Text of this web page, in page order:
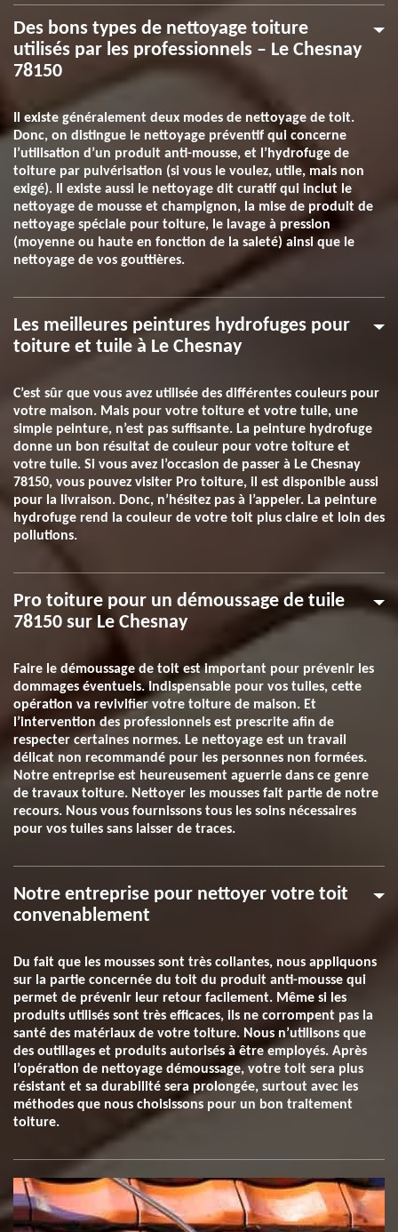
Des bons types de nettoyage toiture
utilisés par les professionnels – Le Chesnay
78150
Il existe généralement deux modes de nettoyage de toit.
Donc, on distingue le nettoyage préventif qui concerne
l’utilisation d’un produit anti-mousse, et l’hydrofuge de
toiture par pulvérisation (si vous le voulez, utile, mais non
exigé). Il existe aussi le nettoyage dit curatif qui inclut le
nettoyage de mousse et champignon, la mise de produit de
nettoyage spéciale pour toiture, le lavage à pression
(moyenne ou haute en fonction de la saleté) ainsi que le
nettoyage de vos gouttières.
Les meilleures peintures hydrofuges pour
toiture et tuile à Le Chesnay
C’est sûr que vous avez utilisée des différentes couleurs pour
votre maison. Mais pour votre toiture et votre tuile, une
simple peinture, n’est pas suffisante. La peinture hydrofuge
donne un bon résultat de couleur pour votre toiture et
votre tuile. Si vous avez l’occasion de passer à Le Chesnay
78150, vous pouvez visiter Pro toiture, il est disponible aussi
pour la livraison. Donc, n’hésitez pas à l’appeler. La peinture
hydrofuge rend la couleur de votre toit plus claire et loin des
pollutions.
Pro toiture pour un démoussage de tuile
78150 sur Le Chesnay
Faire le démoussage de toit est important pour prévenir les
dommages éventuels. Indispensable pour vos tuiles, cette
opération va revivifier votre toiture de maison. Et
l’intervention des professionnels est prescrite afin de
respecter certaines normes. Le nettoyage est un travail
délicat non recommandé pour les personnes non formées.
Notre entreprise est heureusement aguerrie dans ce genre
de travaux toiture. Nettoyer les mousses fait partie de notre
recours. Nous vous fournissons tous les soins nécessaires
pour vos tuiles sans laisser de traces.
Notre entreprise pour nettoyer votre toit
convenablement
Du fait que les mousses sont très collantes, nous appliquons
sur la partie concernée du toit du produit anti-mousse qui
permet de prévenir leur retour facilement. Même si les
produits utilisés sont très efficaces, ils ne corrompent pas la
santé des matériaux de votre toiture. Nous n’utilisons que
des outillages et produits autorisés à être employés. Après
l’opération de nettoyage démoussage, votre toit sera plus
résistant et sa durabilité sera prolongée, surtout avec les
méthodes que nous choisissons pour un bon traitement
toiture.